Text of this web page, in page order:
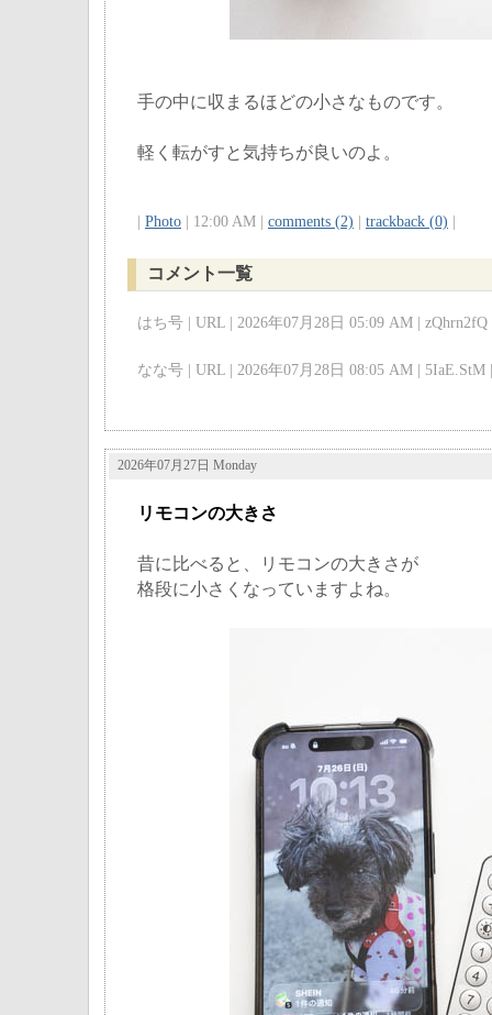
手の中に収まるほどの小さなものです。
軽く転がすと気持ちが良いのよ。
Photo | 12:00 AM | comments (2) trackback (0)
コメント一覧
はち号 | URL | 2026年07月28日 05:09 AM | zQhrn2fQ
なな号 | URL | 2026年07月28日 08:05 AM | 5IaE.StM |
2026年07月27日 Monday
リモコンの大きさ
昔に比べると、リモコンの大きさが
格段に小さくなっていますよね。